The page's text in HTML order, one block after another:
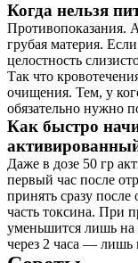
Когда нельзя
Противопоказания.
грубая материя.
целостность
Так что
очищения. Тем, у
обязательно нужно
Как быстро
Даже в дозе 50 гр
первый час после
принять сразу
часть токсина. При
уменьшится лишь на
через 2 часа — лишь